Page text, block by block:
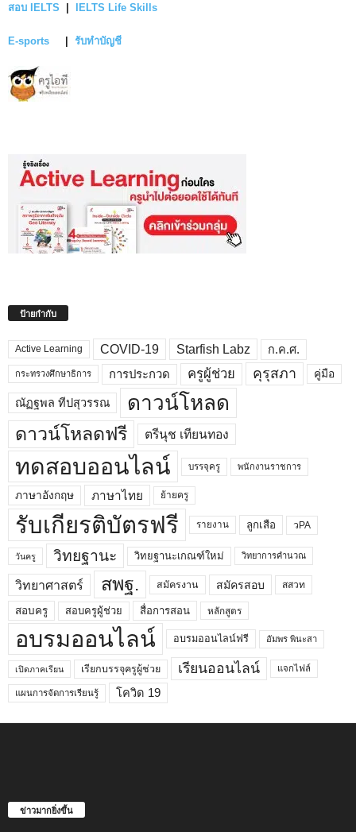
สอบ IELTS | IELTS Life Skills
E-sports | รับทำบัญชี
ป้ายกำกับ
Active Learning COVID-19 Starfish Labz ก.ค.ศ.
กระทรวงศึกษาธิการ การประกวด ครูผู้ช่วย คุรุสภา คู่มือ
ณัฏฐพล ทีปสุวรรณ ดาวน์โหลด
ดาวน์โหลดฟรี ตรีนุช เทียนทอง
ทดสอบออนไลน์ บรรจุครู พนักงานราชการ
ภาษาอังกฤษ ภาษาไทย ย้ายครู
รับเกียรติบัตรฟรี รายงาน ลูกเสือ วPA
วันครู วิทยฐานะ วิทยฐานะเกณฑ์ใหม่ วิทยาการคำนวณ
วิทยาศาสตร์ สพฐ. สมัครงาน สมัครสอบ สสวท
สอบครู สอบครูผู้ช่วย สื่อการสอน หลักสูตร
อบรมออนไลน์ อบรมออนไลน์ฟรี อัมพร พินะสา
เปิดภาคเรียน เรียกบรรจุครูผู้ช่วย เรียนออนไลน์ แจกไฟล์
แผนการจัดการเรียนรู้ โควิด 19
ข่าวมากยิ่งขึ้น